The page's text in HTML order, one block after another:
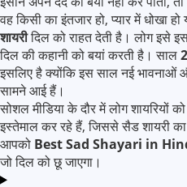
वह किसी का इंतजार हो, प्यार में धोखा
शायरीदिल को राहत देती है। लोग इसे
दिल की कहानी को बयां करती है। साल
इसलिए है क्योंकि इस साल नई भावनाओं
सामने आई हैं।
सोशल मीडिया के दौर में लोग
इस्तेमाल कर रहे हैं, जिससे सैड शायरी
आपको Best Sad Shayari in
जो दिल को छू जाएगा।